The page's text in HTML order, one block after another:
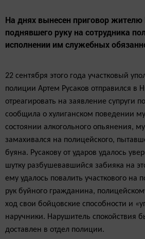
На днях вынесен приговор
поднявшего руку на сотрудника
исполнении им служебных
22 сентября этого года участковый
полиции Артем Русаков отправился в
отреагировать на заявление супруги
сообщила о хулиганском поведении
состоянии алкогольного опьянения,
замахивался на полицейского,
буяна. Русакову от ударов удалось
шутку разбушевавшийся забияка на
ему удалось повалить участкового на
рук буйного гражданина,
ход свои бойцовские способности и
наручники. Нарушитель спокойствия
доставлен в отдел полиции.